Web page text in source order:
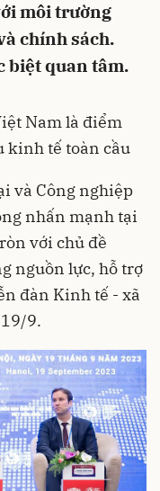
môi trường
chính sách.
biệt quan tâm.
Nam là điểm
kinh tế toàn cầu
và Công nghiệp
nhấn mạnh tại
với chủ đề
nguồn lực, hỗ trợ
đàn Kinh tế - xã
9.